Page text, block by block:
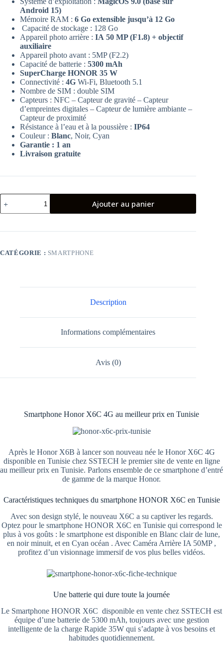
Android 15)
Mémoire RAM : 6 Go extensible jusqu’à 12 Go
Capacité de stockage : 128 Go
Appareil photo arrière : IA 50 MP (F1.8) + objectif
auxiliaire
Appareil photo avant : 5MP (F2.2)
Capacité de batterie : 5300 mAh
SuperCharge HONOR 35 W
Connectivité : 4G Wi-Fi, Bluetooth 5.1
Nombre de SIM : double SIM
Capteurs : NFC – Capteur de gravité – Capteur
d’empreintes digitales – Capteur de lumière ambiante –
Capteur de proximité
Résistance à l’eau et à la poussière : IP64
Couleur : Blanc, Noir, Cyan
Garantie : 1 an
Livraison gratuite
quantité
de
Honor
6Go
Blanc
Ajouter au panier
CATÉGORIE : SMARTPHONE
Description
Informations complémentaires
Avis (0)
Smartphone Honor X6C 4G au meilleur prix en Tunisie
Après le Honor X6B à lancer son nouveau née le Honor X6C 4G
disponible en Tunisie chez SSTECH le premier site de vente en ligne
au meilleur prix en Tunisie. Parlons ensemble de ce smartphone d’entré
de gamme de la marque Honor.
Caractéristiques techniques du smartphone HONOR X6C en Tunisie
Avec son design stylé, le nouveau X6C a su captiver les regards.
Optez pour le smartphone HONOR X6C en Tunisie qui correspond le
plus à vos goûts : le smartphone est disponible en Blanc clair de lune,
en noir minuit, et en Cyan océan . Avec Caméra Arrière IA 50MP ,
profitez d’un visionnage immersif de vos plus belles vidéos.
Une batterie qui dure toute la journée
Le Smartphone HONOR X6C disponible en vente chez SSTECH est
équipe d’une batterie de 5300 mAh, toujours avec une gestion
intelligente de la charge Rapide 35W qui s’adapte à vos besoins et
habitudes quotidiennement.